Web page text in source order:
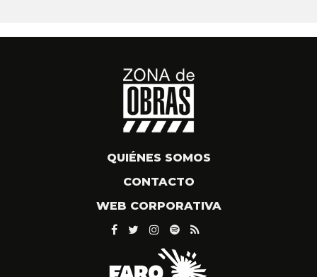
QUIÉNES SOMOS
CONTACTO
WEB CORPORATIVA